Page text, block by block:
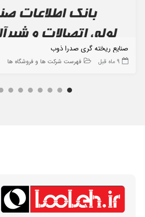
صنایع ریخته گری صدرا ذوب
9 ماه قبل فهرست شرکت ها و فروشگاه ها